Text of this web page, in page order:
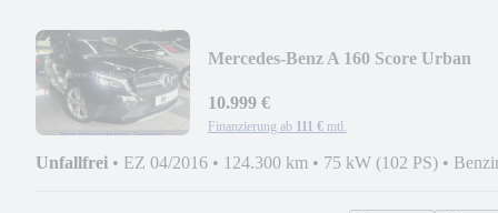
Mercedes-Benz A 160 Score Urban
10.999 €
Finanzierung ab 111 € mtl.
Unfallfrei • EZ 04/2016 • 124.300 km • 75 kW (102 PS) •